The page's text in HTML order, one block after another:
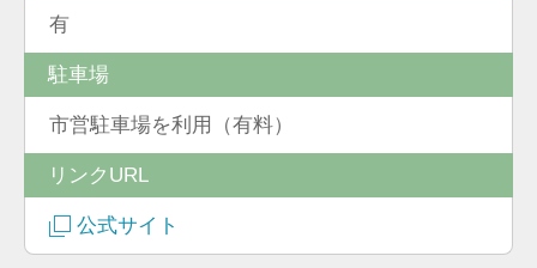
有
駐車場
市営駐車場を利用（有料）
リンクURL
公式サイト